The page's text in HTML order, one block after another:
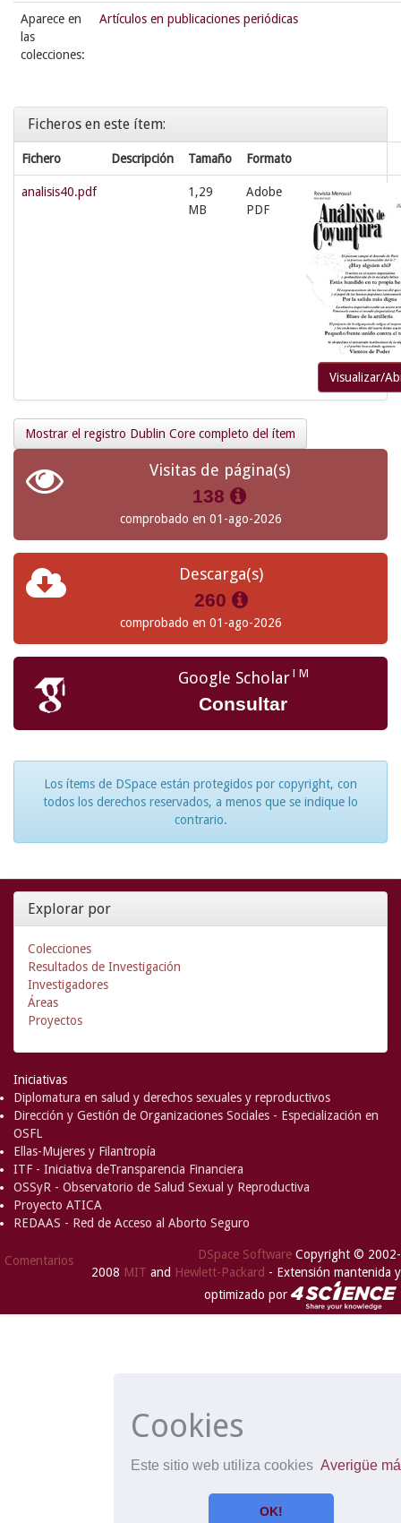
Cookies
Este sitio web utiliza cookies Averigüe
OK!
Aparece en
las
colecciones:
Artículos en publicaciones periódicas
Ficheros en este ítem:
Fichero Descripción Tamaño Formato
analisis40.pdf
1,29
MB
Adobe
PDF
Visualizar/
Mostrar el registro Dublin Core completo del ítem
Visitas de página(s)
138
comprobado en 01-ago-2026
Descarga(s)
260
comprobado en 01-ago-2026
Google ScholarTM
Consultar
Los ítems de DSpace están protegidos por copyright, con
todos los derechos reservados, a menos que se indique lo
contrario.
Explorar por
Colecciones
Resultados de Investigación
Investigadores
Áreas
Proyectos
Iniciativas
Diplomatura en salud y derechos sexuales y reproductivos
Dirección y Gestión de Organizaciones Sociales - Especialización en
OSFL
Ellas-Mujeres y Filantropía
ITF - Iniciativa deTransparencia Financiera
OSSyR - Observatorio de Salud Sexual y Reproductiva
Proyecto ATICA
REDAAS - Red de Acceso al Aborto Seguro
Comentarios DSpace Software Copyright © 2002-
2008 MIT and Hewlett-Packard - Extensión mantenida y
optimizado por